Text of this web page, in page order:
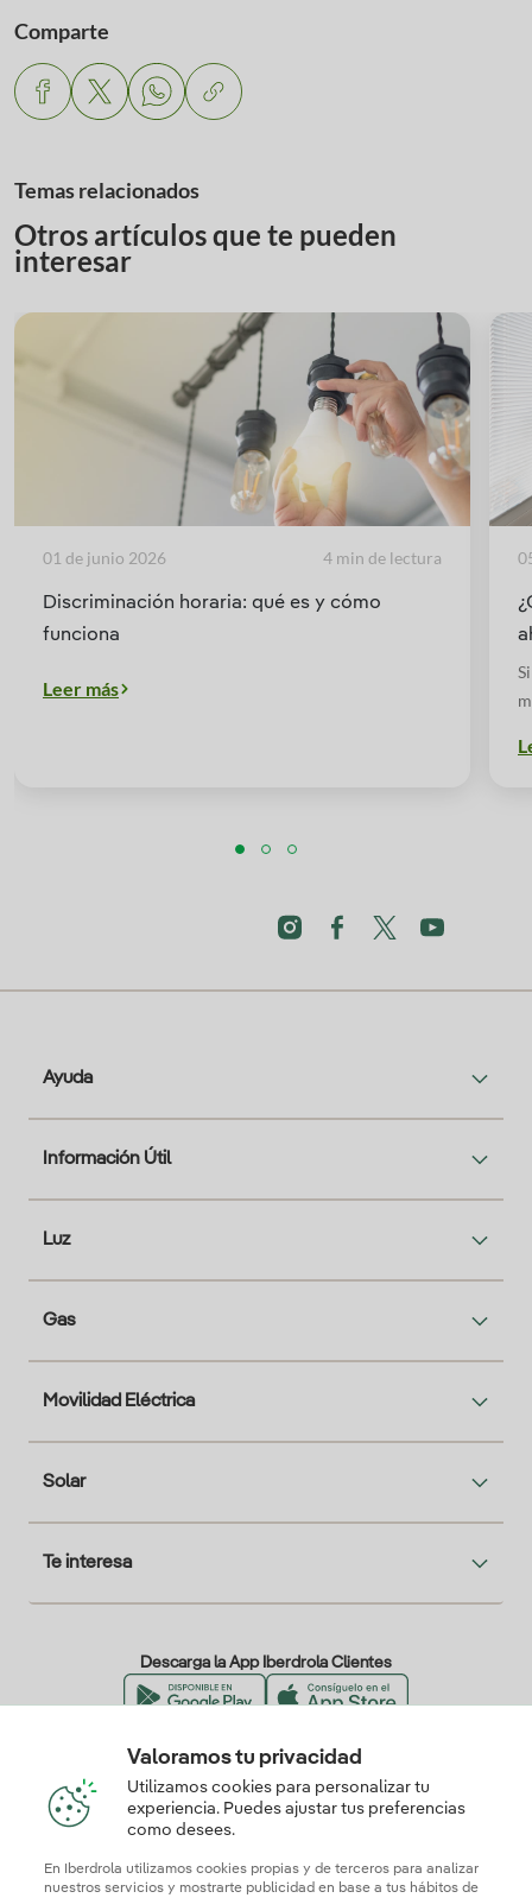
Comparte
Temas relacionados
Otros artículos que te pueden
interesar
Discriminación horaria: qué es y cómo
funciona
01 de junio 2026 4 min de lectura
Leer más
Ayuda
Información Útil
Luz
Gas
Movilidad Eléctrica
Solar
Te interesa
Descarga la App Iberdrola Clientes
Nuestros certificados de confianza
Valoramos tu privacidad
Utilizamos cookies para personalizar tu
experiencia. Puedes ajustar tus preferencias
como desees.
En Iberdrola utilizamos cookies propias y de terceros para analizar
nuestros servicios y mostrarte publicidad en base a tus hábitos de